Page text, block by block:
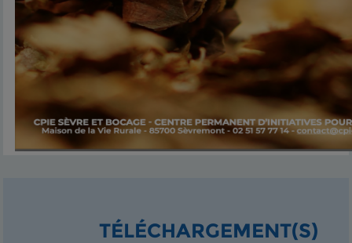
TÉLÉCHARGEMENT(S)